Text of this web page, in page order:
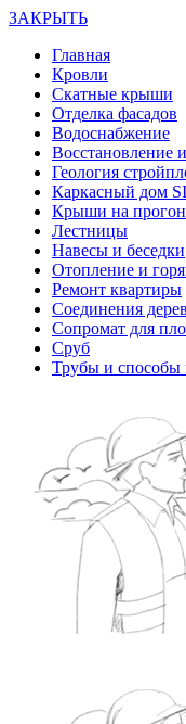
ЗАКРЫТЬ
Главная
Кровли
Скатные крыши
Отделка фасадов
Водоснабжение
Восстановление
Геология
Каркасный дом
Крыши на
Лестницы
Навесы и беседки
Отопление и
Ремонт квартиры
Соединения
Сопромат для
Сруб
Трубы и способы